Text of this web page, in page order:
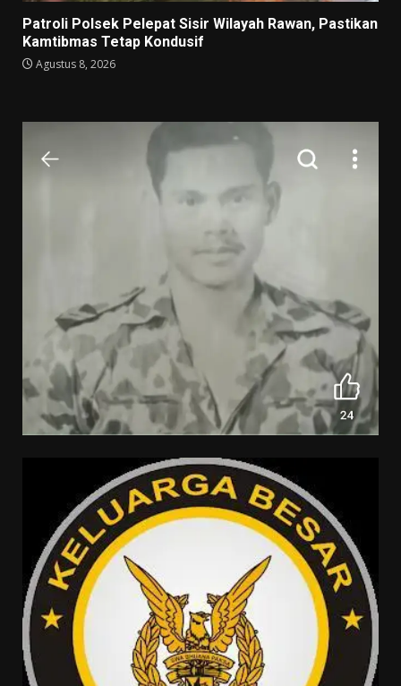
Patroli Polsek Pelepat Sisir Wilayah Rawan, Pastikan
Kamtibmas Tetap Kondusif
Agustus 8, 2026